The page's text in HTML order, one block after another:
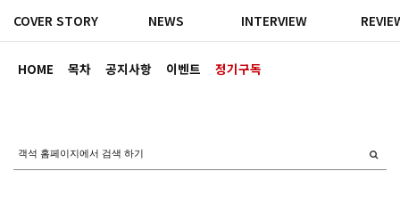
HOME 목차 공지사항 이벤트 정기구독
COVER STORY NEWS INTERVIEW